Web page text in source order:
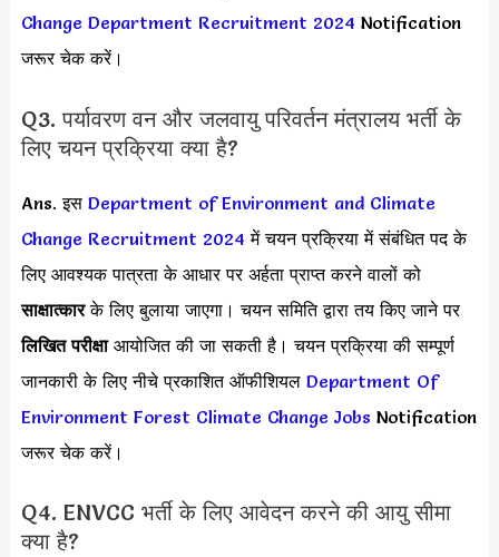
Change Department Recruitment 2024 Notification
जरूर चेक करें।
Q3. पर्यावरण वन और जलवायु परिवर्तन मंत्रालय भर्ती के
लिए चयन प्रक्रिया क्या है?
Ans. इस Department of Environment and Climate
Change Recruitment 2024 में चयन प्रक्रिया में संबंधित पद के
लिए आवश्यक पात्रता के आधार पर अर्हता प्राप्त करने वालों को
साक्षात्कारके लिए बुलाया जाएगा। चयन समिति द्वारा तय किए जाने पर
लिखित परीक्षा आयोजित की जा सकती है। चयन प्रक्रिया की सम्पूर्ण
जानकारी के लिए नीचे प्रकाशित ऑफीशियल Department Of
Environment Forest Climate Change Jobs Notification
जरूर चेक करें।
Q4. ENVCC भर्ती के लिए आवेदन करने की आयु सीमा
क्या है?